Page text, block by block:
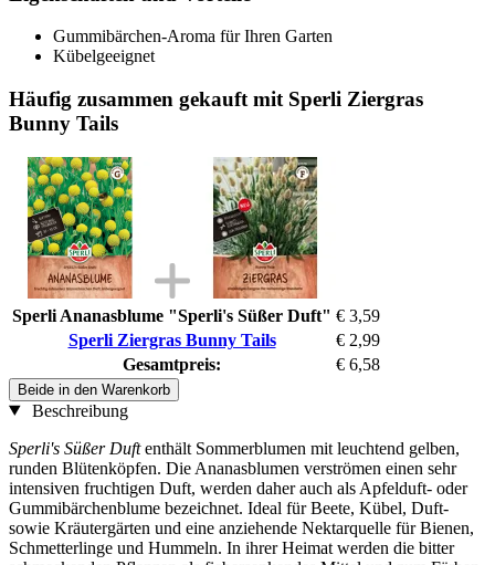
Gummibärchen-Aroma für Ihren Garten
Kübelgeeignet
Häufig zusammen gekauft mit Sperli Ziergras
Bunny Tails
Sperli Ananasblume "Sperli's Süßer Duft" € 3,59
Sperli Ziergras Bunny Tails
€ 2,99
Gesamtpreis:
€ 6,58
Beide in den Warenkorb
Beschreibung
Sperli's Süßer Duftenthält Sommerblumen mit leuchtend gelben,
runden Blütenköpfen. Die Ananasblumen verströmen einen sehr
intensiven fruchtigen Duft, werden daher auch als Apfelduft- oder
Gummibärchenblume bezeichnet. Ideal für Beete, Kübel, Duft-
sowie Kräutergärten und eine anziehende Nektarquelle für Bienen,
Schmetterlinge und Hummeln. In ihrer Heimat werden die bitter